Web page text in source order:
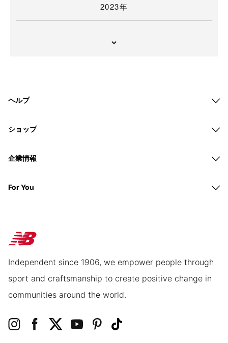
2023年
ヘルプ
ショップ
企業情報
For You
Independent since 1906, we empower people through
sport and craftsmanship to create positive change in
communities around the world.